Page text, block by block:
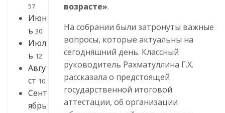
57
Июн
ь 30
Июл
ь 12
Авгу
ст 10
Сент
ябрь
возрасте».
На собрании были затронуты важные
вопросы, которые актуальны на
сегодняшний день. Классный
руководитель Рахматуллина Г.Х.
рассказала о предстоящей
государственной итоговой
аттестации, об организации